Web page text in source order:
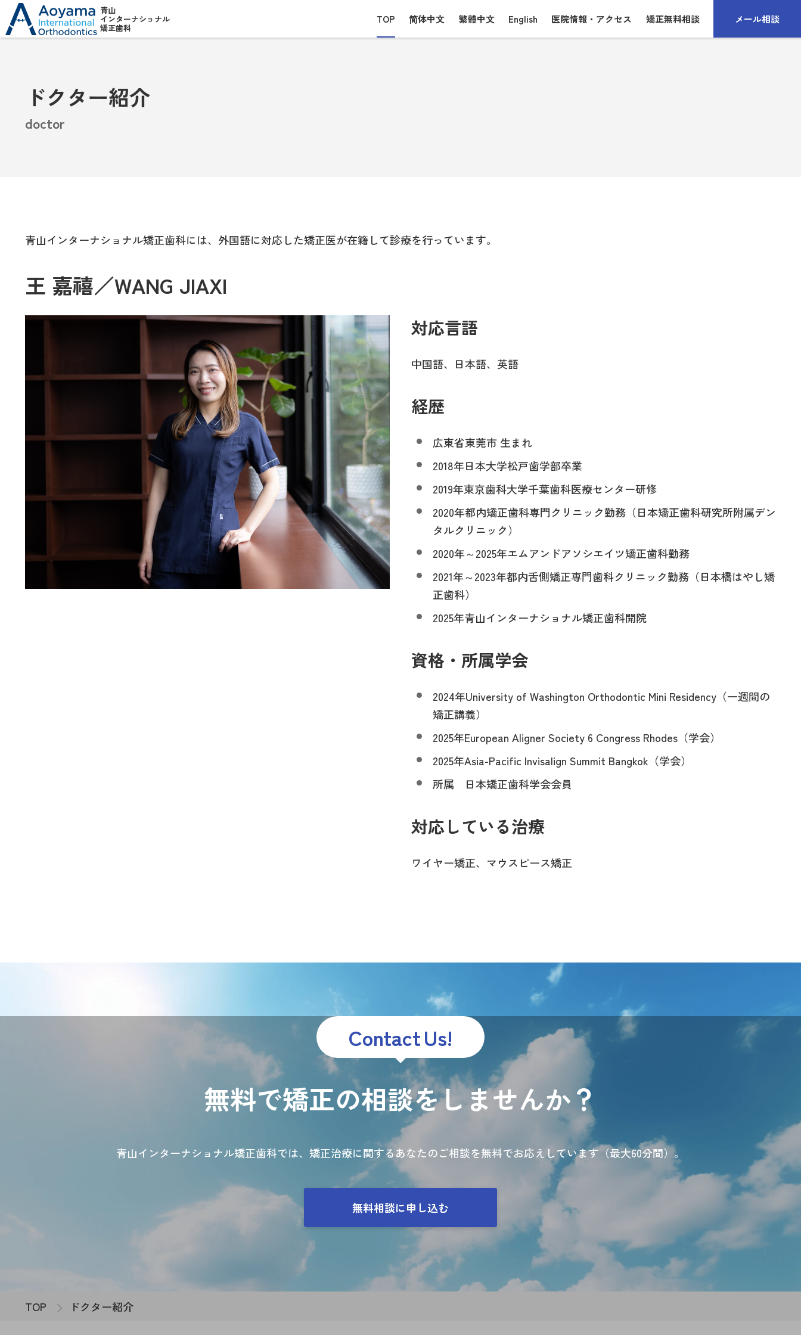
青山
インターナショナル
矯正歯科
TOP 简体中文 繁體中文 English 医院情報・アクセス 矯正無料相談 メール相談
ドクター紹介
doctor
青山インターナショナル矯正歯科には、外国語に対応した矯正医が在籍して診療を行っています。
王 嘉禧／WANG JIAXI
対応言語
中国語、日本語、英語
経歴
広東省東莞市 生まれ
2018年日本大学松戸歯学部卒業
2019年東京歯科大学千葉歯科医療センター研修
2020年都内矯正歯科専門クリニック勤務（日本矯正歯科研究所附属デン
タルクリニック）
2020年～2025年エムアンドアソシエイツ矯正歯科勤務
2021年～2023年都内舌側矯正専門歯科クリニック勤務（日本橋はやし矯
正歯科）
2025年青山インターナショナル矯正歯科開院
資格・所属学会
2024年University of Washington Orthodontic Mini Residency（一週間の
矯正講義）
2025年European Aligner Society 6 Congress Rhodes（学会）
2025年Asia-Pacific Invisalign Summit Bangkok（学会）
所属 日本矯正歯科学会会員
対応している治療
ワイヤー矯正、マウスピース矯正
Contact Us!
無料で矯正の相談をしませんか？
青山インターナショナル矯正歯科では、矯正治療に関するあなたのご相談を無料でお応えしています（最大60分間）。
無料相談に申し込む
TOP ドクター紹介